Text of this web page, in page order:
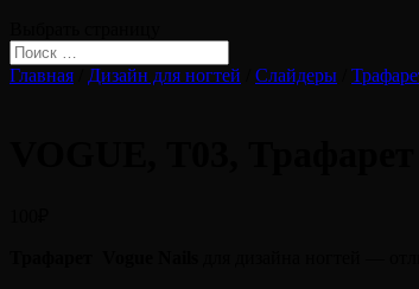
Главная Дизайн для ногтей Слайдеры